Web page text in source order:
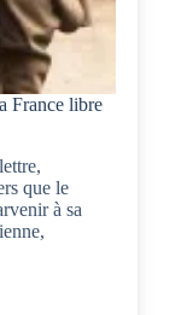
France libre
que le
à sa